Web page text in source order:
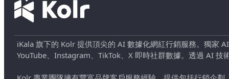
iKala 旗下的 Kolr 提供頂尖的 AI 數據化網紅行銷服務。獨家
YouTube、Instagram、TikTok、X 即時社群數據。透過 AI